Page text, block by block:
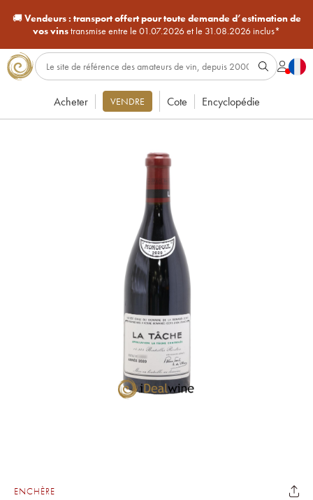
🚚Vendeurs : transport offert pour toute demande d’estimation de
vos vinstransmise entre le 01.07.2026 et le 31.08.2026 inclus*
Acheter VENDRE Cote Encyclopédie
ENCHÈRE